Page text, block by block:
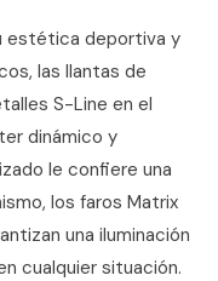
estética deportiva y
las llantas de
S-Line en el
dinámico y
le confiere una
los faros Matrix
una iluminación
cualquier situación.